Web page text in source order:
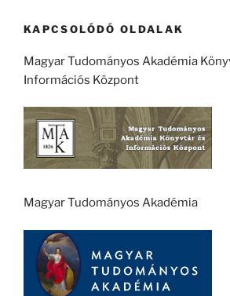
KAPCSOLÓDÓ OLDALAK
Magyar Tudományos Akadémia
Információs Központ
Magyar Tudományos Akadémia